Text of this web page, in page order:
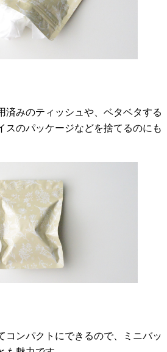
済みのティッシュや、ベタベタする
スのパッケージなどを捨てるのにも
コンパクトにできるので、ミニバッ